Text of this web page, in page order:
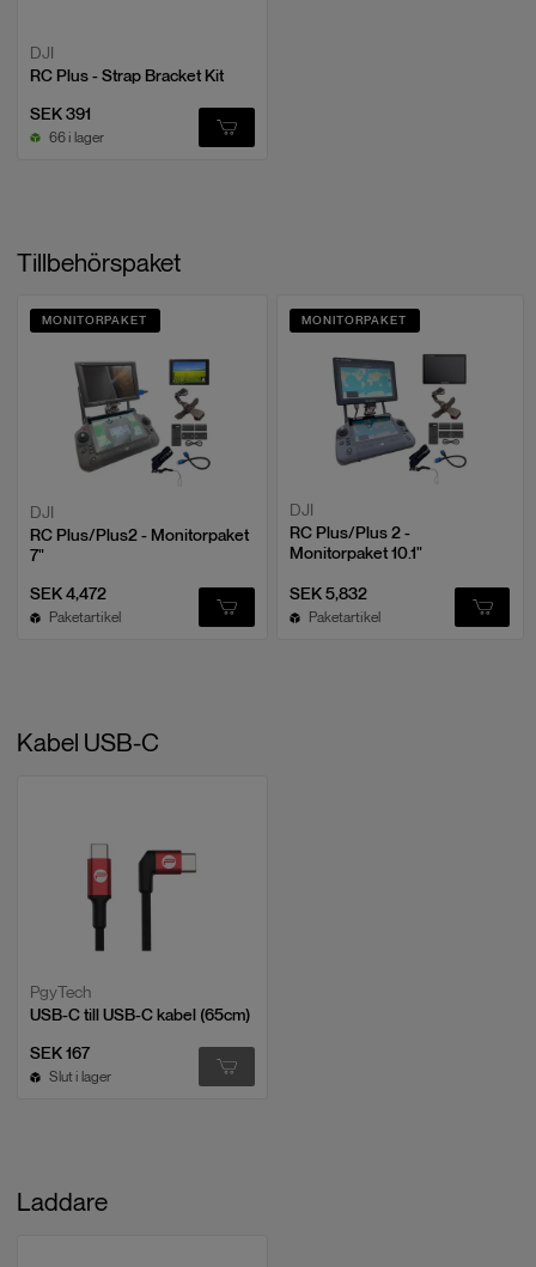
Arbetsfrekvens
DJI
RC Plus - Strap Bracket Kit
SEK 391
66 i lager
Tillbehörspaket
MONITORPAKET
DJI
RC Plus/Plus2 - Monitorpaket
7"
SEK 4,472
Paketartikel
MONITORPAKET
DJI
RC Plus/Plus 2 -
Monitorpaket 10.1"
SEK 5,832
Paketartikel
Kabel USB-C
PgyTech
USB-C till USB-C kabel (65cm)
SEK 167
Slut i lager
Laddare